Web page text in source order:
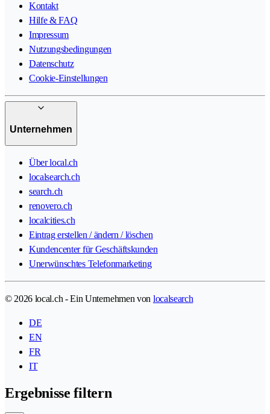
Kontakt
Hilfe & FAQ
Impressum
Nutzungsbedingungen
Datenschutz
Cookie-Einstellungen
Unternehmen
Über local.ch
localsearch.ch
search.ch
renovero.ch
localcities.ch
Eintrag erstellen / ändern / löschen
Kundencenter für Geschäftskunden
Unerwünschtes Telefonmarketing
© 2026 local.ch - Ein Unternehmen von localsearch
DE
EN
FR
IT
Ergebnisse filtern